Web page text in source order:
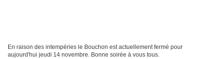
En raison des intempéries le Bouchon est actuellement fermé pour
aujourd'hui jeudi 14 novembre. Bonne soirée à vous tous.